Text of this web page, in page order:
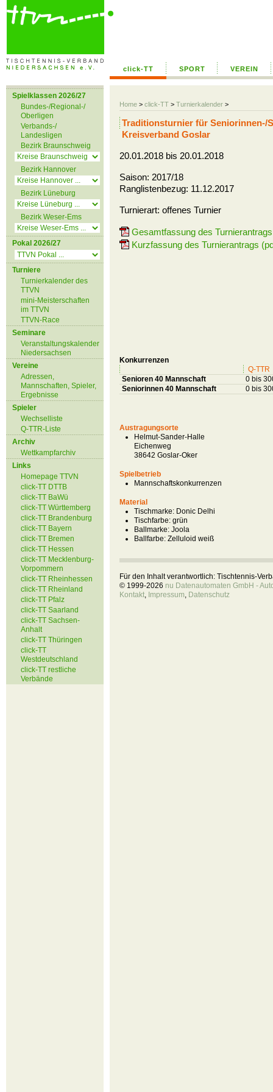
click-TT SPORT VEREIN
Home > click-TT > Turnierkalender >
Spielklassen 2026/27
Bundes-/Regional-/
Oberligen
Verbands-/
Landesligen
Bezirk Braunschweig
Bezirk Hannover
Bezirk Lüneburg
Bezirk Weser-Ems
Pokal 2026/27
Turniere
Turnierkalender des
TTVN
mini-Meisterschaften
im TTVN
TTVN-Race
Seminare
Veranstaltungskalender
Niedersachsen
Vereine
Adressen,
Mannschaften, Spieler,
Ergebnisse
Spieler
Wechselliste
Q-TTR-Liste
Archiv
Wettkampfarchiv
Links
Homepage TTVN
click-TT DTTB
click-TT BaWü
click-TT Württemberg
click-TT Brandenburg
click-TT Bayern
click-TT Bremen
click-TT Hessen
click-TT Mecklenburg-
Vorpommern
click-TT Rheinhessen
click-TT Rheinland
click-TT Pfalz
click-TT Saarland
click-TT Sachsen-
Anhalt
click-TT Thüringen
click-TT
Westdeutschland
click-TT restliche
Verbände
Traditionsturnier für Seniorinnen-/
Kreisverband Goslar
20.01.2018 bis 20.01.2018
Saison: 2017/18
Ranglistenbezug: 11.12.2017
Turnierart: offenes Turnier
Gesamtfassung des
Kurzfassung des Turnierantrags
Konkurrenzen
Q-TTR
Senioren 40 Mannschaft
0 bis
Seniorinnen 40 Mannschaft
0 bis
Austragungsorte
Helmut-Sander-Halle
Eichenweg
38642 Goslar-Oker
Spielbetrieb
Mannschaftskonkurrenzen
Material
Tischmarke: Donic Delhi
Tischfarbe: grün
Ballmarke: Joola
Ballfarbe: Zelluloid weiß
Für den Inhalt verantwortlich: Tischtennis-
© 1999-2026 nu Datenautomaten GmbH -
Kontakt, Impressum, Datenschutz